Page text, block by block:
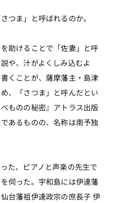
つま」と呼ばれるのか。
助けることで「佐妻」と呼
や、汁がよくしみ込むよ
くことが、薩摩藩主・島津
、「さつま」と呼んだとい
ものの秘密』アトラス出版
あるものの、名称は南予独
た、ピアノと声楽の先生で
伺った。宇和島には伊達藩
台藩祖伊達政宗の庶長子 伊